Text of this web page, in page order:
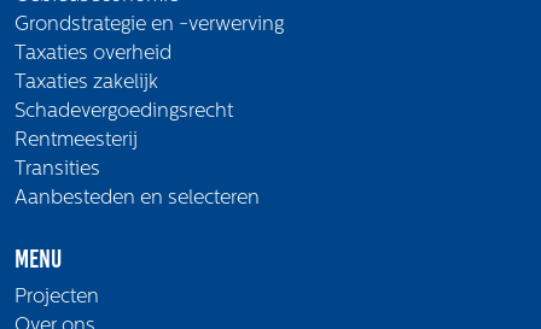
Grondstrategie en -verwerving
Taxaties overheid
Taxaties zakelijk
Schadevergoedingsrecht
Rentmeesterij
Transities
Aanbesteden en selecteren
Menu
Projecten